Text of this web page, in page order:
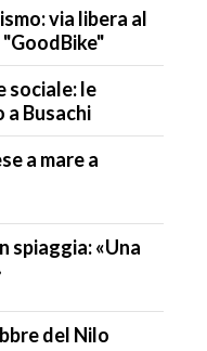
via libera al
sociale: le
Busachi
a mare a
spiaggia: «Una
del Nilo